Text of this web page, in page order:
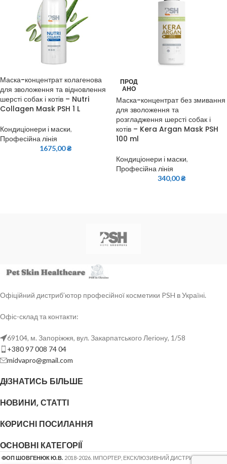
Маска-концентрат колагенова
для зволоження та відновлення
шерсті собак і котів – Nutri
Collagen Mask PSH 1 L
Кондиціонери і маски,
Професійна лінія
1675,00₴
ПРОД
АНО
Маска-концентрат без змивання
для зволоження та
розгладження шерсті собак і
котів – Kera Argan Mask PSH
100 ml
Кондиціонери і маски,
Професійна лінія
340,00₴
Офіційний дистриб’ютор професійної косметики PSH в Україні.
Офіс-склад та контакти:
69104, м. Запоріжжя, вул. Закарпатського Легіону, 1/58
+380 97 008 74 04
midvapro@gmail.com
ДІЗНАТИСЬ БІЛЬШЕ
НОВИНИ, СТАТТІ
КОРИСНІ ПОСИЛАННЯ
ОСНОВНІ КАТЕГОРІЇ
ФОП ШОВГЕНЮК Ю.В. 2018-2026. ІМПОРТЕР, ЕКСКЛЮЗИВНИЙ ДИСТРИБ'ЮТОРPSH